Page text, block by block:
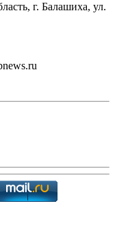
г. Балашиха, ул.